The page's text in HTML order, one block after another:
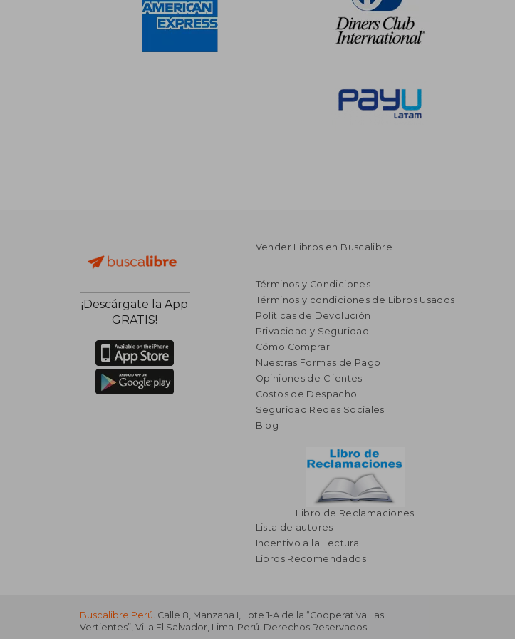
¡Descárgate la App
GRATIS!
Vender Libros en Buscalibre
Términos y Condiciones
Términos y condiciones de Libros Usados
Políticas de Devolución
Privacidad y Seguridad
Cómo Comprar
Nuestras Formas de Pago
Opiniones de Clientes
Costos de Despacho
Seguridad Redes Sociales
Blog
Libro de Reclamaciones
Lista de autores
Incentivo a la Lectura
Libros Recomendados
Buscalibre Perú . Calle 8, Manzana I, Lote 1-A de la “Cooperativa Las
Vertientes”, Villa El Salvador, Lima-Perú. Derechos Reservados.